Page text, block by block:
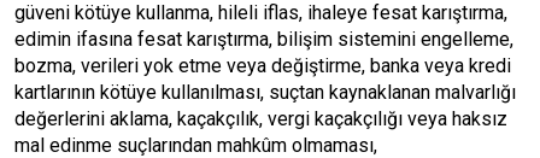
güveni kötüye kullanma, hileli iflas, ihaleye fesat karıştırma,
edimin ifasına fesat karıştırma, bilişim sistemini engelleme,
bozma, verileri yok etme veya değiştirme, banka veya kredi
kartlarının kötüye kullanılması, suçtan kaynaklanan malvarlığı
değerlerini aklama, kaçakçılık, vergi kaçakçılığı veya haksız
mal edinme suçlarından mahkûm olmaması,